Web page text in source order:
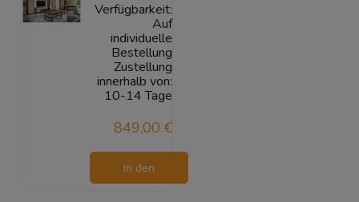
Verfügbarkeit:
Auf
individuelle
Bestellung
Zustellung
innerhalb von:
10-14 Tage
849,00 €
In den